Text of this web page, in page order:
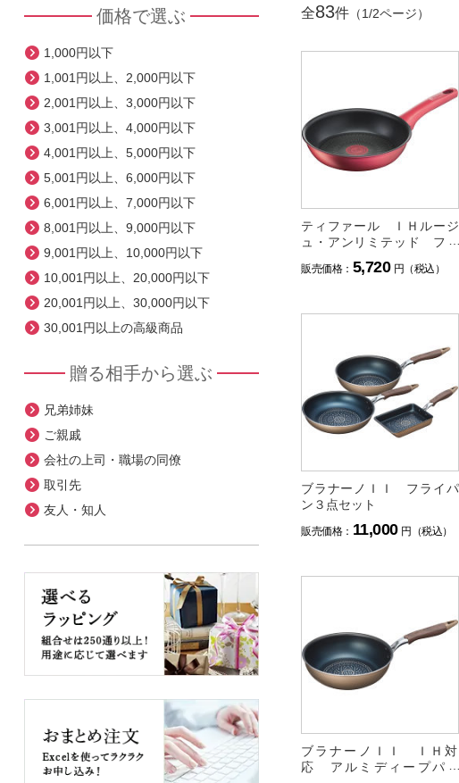
全83件（1/2ページ）
ティファール ＩＨルージ
ュ・アンリミテッド フラ
イパン（２０ｃｍ）
販売価格： 5,720 円（税込）
ブラナーノＩＩ フライパ
ン３点セット
販売価格： 11,000 円（税込）
ブラナーノＩＩ ＩＨ対
応 アルミディープパン
価格で選ぶ
1,000円以下
1,001円以上、2,000円以下
2,001円以上、3,000円以下
3,001円以上、4,000円以下
4,001円以上、5,000円以下
5,001円以上、6,000円以下
6,001円以上、7,000円以下
8,001円以上、9,000円以下
9,001円以上、10,000円以下
10,001円以上、20,000円以下
20,001円以上、30,000円以下
30,001円以上の高級商品
贈る相手から選ぶ
兄弟姉妹
ご親戚
会社の上司・職場の同僚
取引先
友人・知人